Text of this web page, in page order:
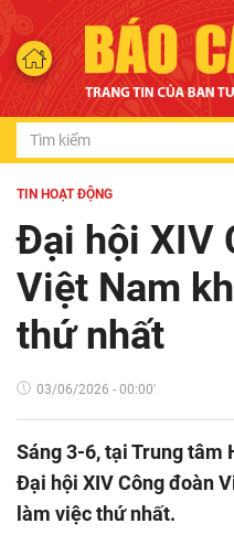
TIN HOẠT ĐỘNG
Đại hội XIV
Việt Nam
thứ nhất
03/06/2026 - 00:00'
Sáng 3-6, tại Trung tâm
Đại hội XIV Công đoàn
làm việc thứ nhất.